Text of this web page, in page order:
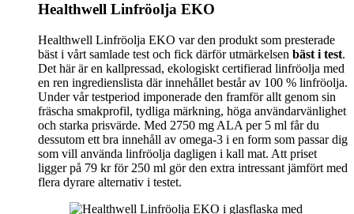
Healthwell Linfröolja EKO
Healthwell Linfröolja EKO var den produkt som presterade
bäst i vårt samlade test och fick därför utmärkelsen bäst i test.
Det här är en kallpressad, ekologiskt certifierad linfröolja med
en ren ingredienslista där innehållet består av 100 % linfröolja.
Under vår testperiod imponerade den framför allt genom sin
fräscha smakprofil, tydliga märkning, höga användarvänlighet
och starka prisvärde. Med 2750 mg ALA per 5 ml får du
dessutom ett bra innehåll av omega-3 i en form som passar dig
som vill använda linfröolja dagligen i kall mat. Att priset
ligger på 79 kr för 250 ml gör den extra intressant jämfört med
flera dyrare alternativ i testet.